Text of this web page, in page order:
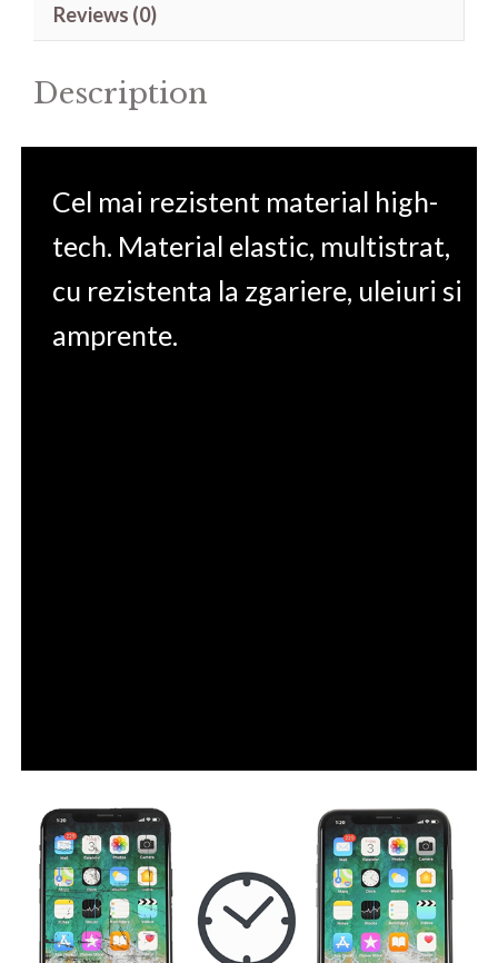
Reviews (0)
Description
Cel mai rezistent material high-
tech. Material elastic, multistrat,
cu rezistenta la zgariere, uleiuri si
amprente.